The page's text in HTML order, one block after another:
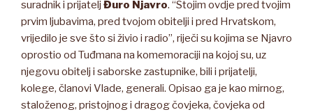
suradnik i prijatelj Đuro Njavro. “Stojim ovdje pred tvojim
prvim ljubavima, pred tvojom obitelji i pred Hrvatskom,
vrijedilo je sve što si živio i radio”, riječi su kojima se Njavro
oprostio od Tuđmana na komemoraciji na kojoj su, uz
njegovu obitelj i saborske zastupnike, bili i prijatelji,
kolege, članovi Vlade, generali. Opisao ga je kao mirnog,
staloženog, pristojnog i dragog čovjeka, čovjeka od